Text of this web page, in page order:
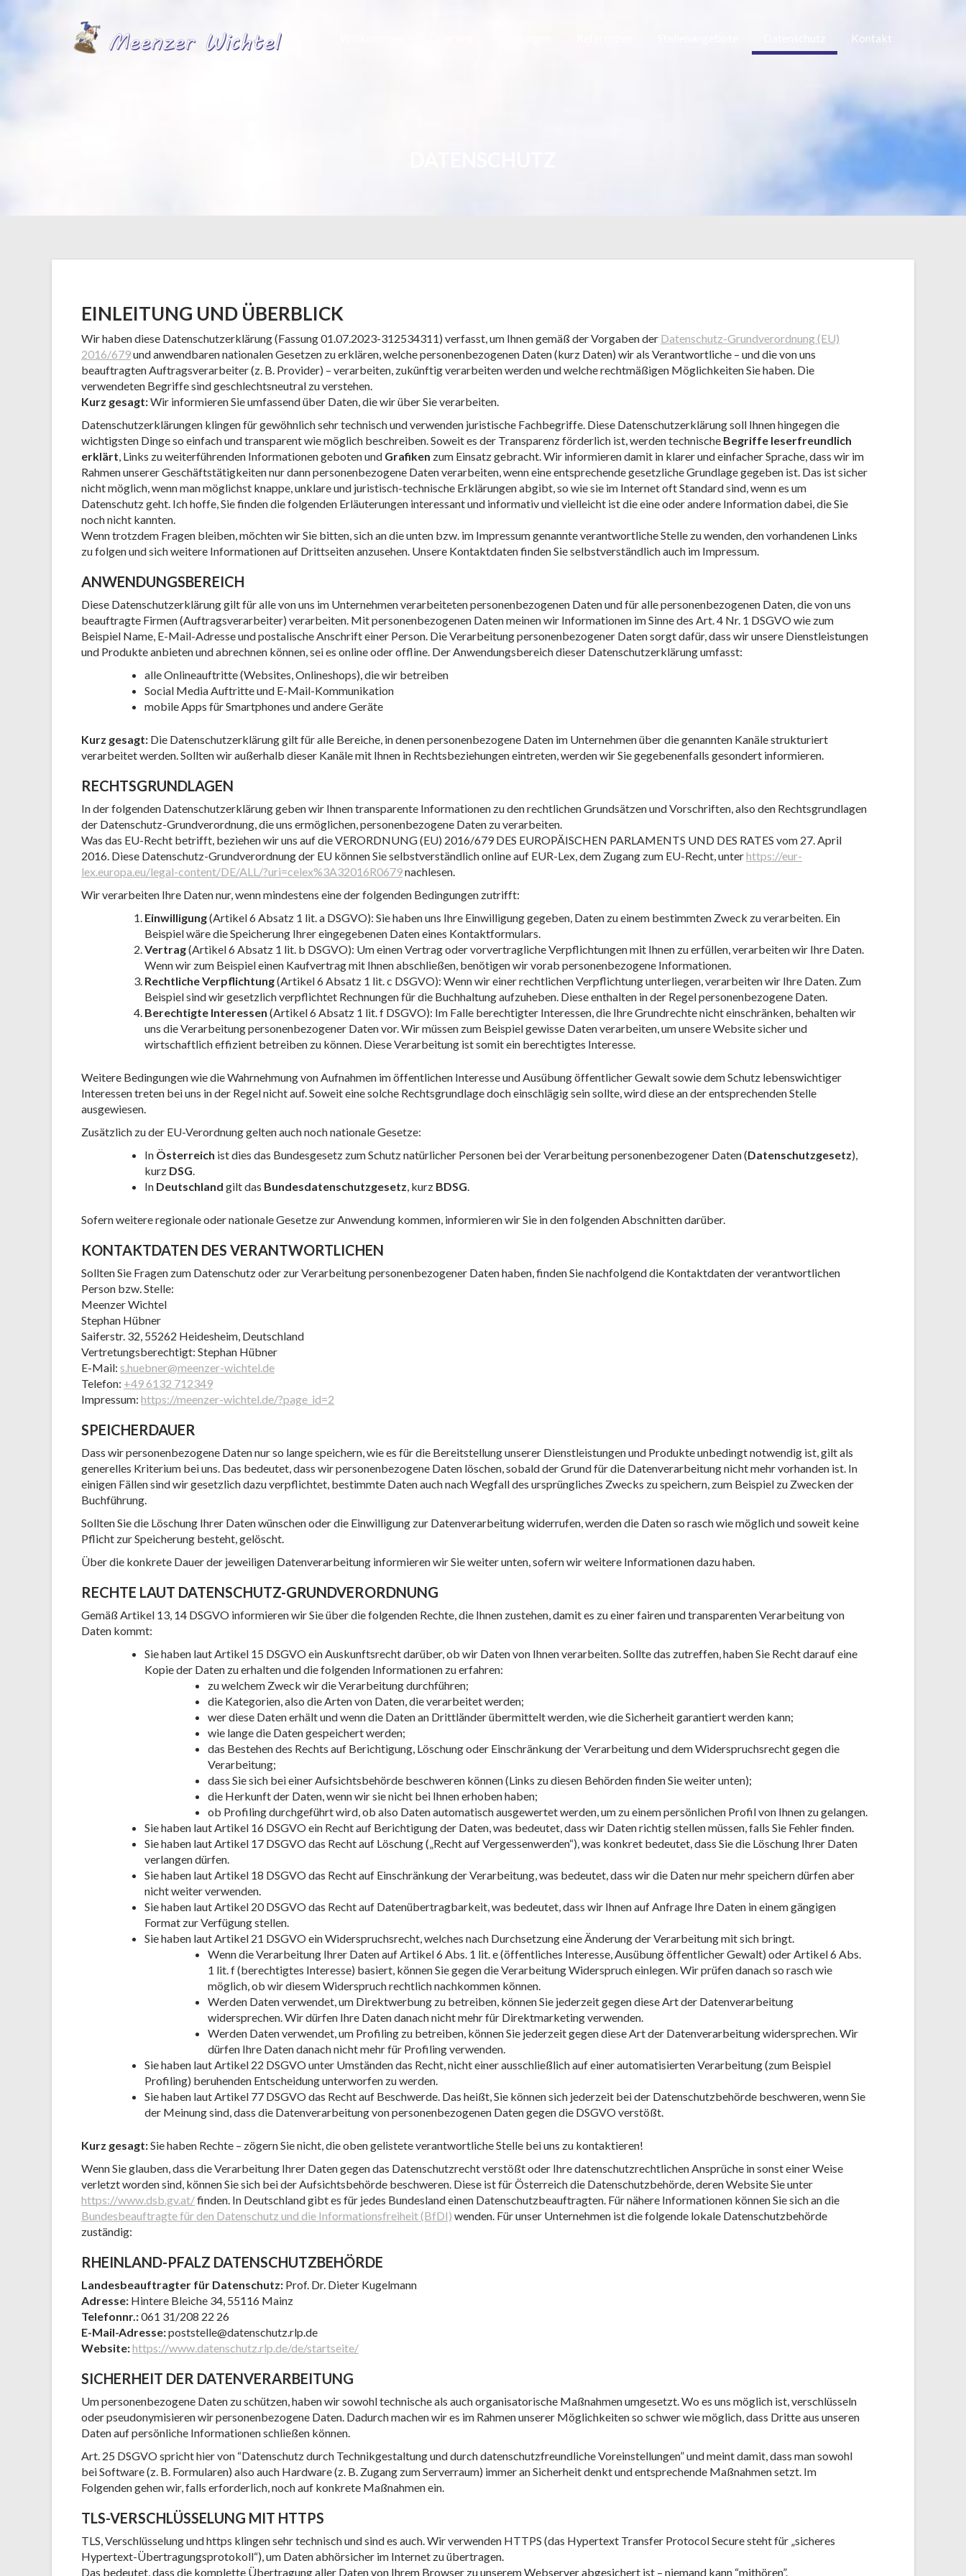
Kontakt
EINLEITUNG UND ÜBERBLICK
Wir haben diese Datenschutzerklärung (Fassung 01.07.2023-312534311) verfasst, um Ihnen gemäß der Vorgaben der Datenschutz-Grundverordnung (EU)
2016/679und anwendbaren nationalen Gesetzen zu erklären, welche personenbezogenen Daten (kurz Daten) wir als Verantwortliche – und die von uns
beauftragten Auftragsverarbeiter (z. B. Provider) – verarbeiten, zukünftig verarbeiten werden und welche rechtmäßigen Möglichkeiten Sie haben. Die
verwendeten Begriffe sind geschlechtsneutral zu verstehen.
Kurz gesagt:Wir informieren Sie umfassend über Daten, die wir über Sie verarbeiten.
Datenschutzerklärungen klingen für gewöhnlich sehr technisch und verwenden juristische Fachbegriffe. Diese Datenschutzerklärung soll Ihnen hingegen die
wichtigsten Dinge so einfach und transparent wie möglich beschreiben. Soweit es der Transparenz förderlich ist, werden technische Begriffe leserfreundlich
erklärt, Links zu weiterführenden Informationen geboten und Grafiken zum Einsatz gebracht. Wir informieren damit in klarer und einfacher Sprache, dass wir im
Rahmen unserer Geschäftstätigkeiten nur dann personenbezogene Daten verarbeiten, wenn eine entsprechende gesetzliche Grundlage gegeben ist. Das ist sicher
nicht möglich, wenn man möglichst knappe, unklare und juristisch-technische Erklärungen abgibt, so wie sie im Internet oft Standard sind, wenn es um
Datenschutz geht. Ich hoffe, Sie finden die folgenden Erläuterungen interessant und informativ und vielleicht ist die eine oder andere Information dabei, die Sie
noch nicht kannten.
Wenn trotzdem Fragen bleiben, möchten wir Sie bitten, sich an die unten bzw. im Impressum genannte verantwortliche Stelle zu wenden, den vorhandenen Links
zu folgen und sich weitere Informationen auf Drittseiten anzusehen. Unsere Kontaktdaten finden Sie selbstverständlich auch im Impressum.
ANWENDUNGSBEREICH
Diese Datenschutzerklärung gilt für alle von uns im Unternehmen verarbeiteten personenbezogenen Daten und für alle personenbezogenen Daten, die von uns
beauftragte Firmen (Auftragsverarbeiter) verarbeiten. Mit personenbezogenen Daten meinen wir Informationen im Sinne des Art. 4 Nr. 1 DSGVO wie zum
Beispiel Name, E-Mail-Adresse und postalische Anschrift einer Person. Die Verarbeitung personenbezogener Daten sorgt dafür, dass wir unsere Dienstleistungen
und Produkte anbieten und abrechnen können, sei es online oder offline. Der Anwendungsbereich dieser Datenschutzerklärung umfasst:
alle Onlineauftritte (Websites, Onlineshops), die wir betreiben
Social Media Auftritte und E-Mail-Kommunikation
mobile Apps für Smartphones und andere Geräte
Kurz gesagt: Die Datenschutzerklärung gilt für alle Bereiche, in denen personenbezogene Daten im Unternehmen über die genannten Kanäle strukturiert
verarbeitet werden. Sollten wir außerhalb dieser Kanäle mit Ihnen in Rechtsbeziehungen eintreten, werden wir Sie gegebenenfalls gesondert informieren.
RECHTSGRUNDLAGEN
In der folgenden Datenschutzerklärung geben wir Ihnen transparente Informationen zu den rechtlichen Grundsätzen und Vorschriften, also den Rechtsgrundlagen
der Datenschutz-Grundverordnung, die uns ermöglichen, personenbezogene Daten zu verarbeiten.
Was das EU-Recht betrifft, beziehen wir uns auf die VERORDNUNG (EU) 2016/679 DES EUROPÄISCHEN PARLAMENTS UND DES RATES vom 27. April
2016. Diese Datenschutz-Grundverordnung der EU können Sie selbstverständlich online auf EUR-Lex, dem Zugang zum EU-Recht, unterhttps://eur-
lex.europa.eu/legal-content/DE/ALL/?uri=celex%3A32016R0679nachlesen.
Wir verarbeiten Ihre Daten nur, wenn mindestens eine der folgenden Bedingungen zutrifft:
Einwilligung(Artikel 6 Absatz 1 lit. a DSGVO): Sie haben uns Ihre Einwilligung gegeben, Daten zu einem bestimmten Zweck zu verarbeiten. Ein
Beispiel wäre die Speicherung Ihrer eingegebenen Daten eines Kontaktformulars.
Vertrag(Artikel 6 Absatz 1 lit. b DSGVO): Um einen Vertrag oder vorvertragliche Verpflichtungen mit Ihnen zu erfüllen, verarbeiten wir Ihre Daten.
Wenn wir zum Beispiel einen Kaufvertrag mit Ihnen abschließen, benötigen wir vorab personenbezogene Informationen.
Rechtliche Verpflichtung(Artikel 6 Absatz 1 lit. c DSGVO): Wenn wir einer rechtlichen Verpflichtung unterliegen, verarbeiten wir Ihre Daten. Zum
Beispiel sind wir gesetzlich verpflichtet Rechnungen für die Buchhaltung aufzuheben. Diese enthalten in der Regel personenbezogene Daten.
Berechtigte Interessen (Artikel 6 Absatz 1 lit. f DSGVO): Im Falle berechtigter Interessen, die Ihre Grundrechte nicht einschränken, behalten wir
uns die Verarbeitung personenbezogener Daten vor. Wir müssen zum Beispiel gewisse Daten verarbeiten, um unsere Website sicher und
wirtschaftlich effizient betreiben zu können. Diese Verarbeitung ist somit ein berechtigtes Interesse.
Weitere Bedingungen wie die Wahrnehmung von Aufnahmen im öffentlichen Interesse und Ausübung öffentlicher Gewalt sowie dem Schutz lebenswichtiger
Interessen treten bei uns in der Regel nicht auf. Soweit eine solche Rechtsgrundlage doch einschlägig sein sollte, wird diese an der entsprechenden Stelle
ausgewiesen.
Zusätzlich zu der EU-Verordnung gelten auch noch nationale Gesetze:
In Österreich ist dies das Bundesgesetz zum Schutz natürlicher Personen bei der Verarbeitung personenbezogener Daten (Datenschutzgesetz),
kurz DSG.
In Deutschland gilt das Bundesdatenschutzgesetz, kurz BDSG.
Sofern weitere regionale oder nationale Gesetze zur Anwendung kommen, informieren wir Sie in den folgenden Abschnitten darüber.
KONTAKTDATEN DES VERANTWORTLICHEN
Sollten Sie Fragen zum Datenschutz oder zur Verarbeitung personenbezogener Daten haben, finden Sie nachfolgend die Kontaktdaten der verantwortlichen
Person bzw. Stelle:
Meenzer Wichtel
Stephan Hübner
Saiferstr. 32, 55262 Heidesheim, Deutschland
Vertretungsberechtigt: Stephan Hübner
E-Mail: s.huebner@meenzer-wichtel.de
Telefon: +49 6132 712349
Impressum: https://meenzer-wichtel.de/?page_id=2
SPEICHERDAUER
Dass wir personenbezogene Daten nur so lange speichern, wie es für die Bereitstellung unserer Dienstleistungen und Produkte unbedingt notwendig ist, gilt als
generelles Kriterium bei uns. Das bedeutet, dass wir personenbezogene Daten löschen, sobald der Grund für die Datenverarbeitung nicht mehr vorhanden ist. In
einigen Fällen sind wir gesetzlich dazu verpflichtet, bestimmte Daten auch nach Wegfall des ursprüngliches Zwecks zu speichern, zum Beispiel zu Zwecken der
Buchführung.
Sollten Sie die Löschung Ihrer Daten wünschen oder die Einwilligung zur Datenverarbeitung widerrufen, werden die Daten so rasch wie möglich und soweit keine
Pflicht zur Speicherung besteht, gelöscht.
Über die konkrete Dauer der jeweiligen Datenverarbeitung informieren wir Sie weiter unten, sofern wir weitere Informationen dazu haben.
RECHTE LAUT DATENSCHUTZ-GRUNDVERORDNUNG
Gemäß Artikel 13, 14 DSGVO informieren wir Sie über die folgenden Rechte, die Ihnen zustehen, damit es zu einer fairen und transparenten Verarbeitung von
Daten kommt:
Sie haben laut Artikel 15 DSGVO ein Auskunftsrecht darüber, ob wir Daten von Ihnen verarbeiten. Sollte das zutreffen, haben Sie Recht darauf eine
Kopie der Daten zu erhalten und die folgenden Informationen zu erfahren:
zu welchem Zweck wir die Verarbeitung durchführen;
die Kategorien, also die Arten von Daten, die verarbeitet werden;
wer diese Daten erhält und wenn die Daten an Drittländer übermittelt werden, wie die Sicherheit garantiert werden kann;
wie lange die Daten gespeichert werden;
das Bestehen des Rechts auf Berichtigung, Löschung oder Einschränkung der Verarbeitung und dem Widerspruchsrecht gegen die
Verarbeitung;
dass Sie sich bei einer Aufsichtsbehörde beschweren können (Links zu diesen Behörden finden Sie weiter unten);
die Herkunft der Daten, wenn wir sie nicht bei Ihnen erhoben haben;
ob Profiling durchgeführt wird, ob also Daten automatisch ausgewertet werden, um zu einem persönlichen Profil von Ihnen zu gelangen.
Sie haben laut Artikel 16 DSGVO ein Recht auf Berichtigung der Daten, was bedeutet, dass wir Daten richtig stellen müssen, falls Sie Fehler finden.
Sie haben laut Artikel 17 DSGVO das Recht auf Löschung („Recht auf Vergessenwerden“), was konkret bedeutet, dass Sie die Löschung Ihrer Daten
verlangen dürfen.
Sie haben laut Artikel 18 DSGVO das Recht auf Einschränkung der Verarbeitung, was bedeutet, dass wir die Daten nur mehr speichern dürfen aber
nicht weiter verwenden.
Sie haben laut Artikel 20 DSGVO das Recht auf Datenübertragbarkeit, was bedeutet, dass wir Ihnen auf Anfrage Ihre Daten in einem gängigen
Format zur Verfügung stellen.
Sie haben laut Artikel 21 DSGVO ein Widerspruchsrecht, welches nach Durchsetzung eine Änderung der Verarbeitung mit sich bringt.
Wenn die Verarbeitung Ihrer Daten auf Artikel 6 Abs. 1 lit. e (öffentliches Interesse, Ausübung öffentlicher Gewalt) oder Artikel 6 Abs.
1 lit. f (berechtigtes Interesse) basiert, können Sie gegen die Verarbeitung Widerspruch einlegen. Wir prüfen danach so rasch wie
möglich, ob wir diesem Widerspruch rechtlich nachkommen können.
Werden Daten verwendet, um Direktwerbung zu betreiben, können Sie jederzeit gegen diese Art der Datenverarbeitung
widersprechen. Wir dürfen Ihre Daten danach nicht mehr für Direktmarketing verwenden.
Werden Daten verwendet, um Profiling zu betreiben, können Sie jederzeit gegen diese Art der Datenverarbeitung widersprechen. Wir
dürfen Ihre Daten danach nicht mehr für Profiling verwenden.
Sie haben laut Artikel 22 DSGVO unter Umständen das Recht, nicht einer ausschließlich auf einer automatisierten Verarbeitung (zum Beispiel
Profiling) beruhenden Entscheidung unterworfen zu werden.
Sie haben laut Artikel 77 DSGVO das Recht auf Beschwerde. Das heißt, Sie können sich jederzeit bei der Datenschutzbehörde beschweren, wenn Sie
der Meinung sind, dass die Datenverarbeitung von personenbezogenen Daten gegen die DSGVO verstößt.
Kurz gesagt:Sie haben Rechte – zögern Sie nicht, die oben gelistete verantwortliche Stelle bei uns zu kontaktieren!
Wenn Sie glauben, dass die Verarbeitung Ihrer Daten gegen das Datenschutzrecht verstößt oder Ihre datenschutzrechtlichen Ansprüche in sonst einer Weise
verletzt worden sind, können Sie sich bei der Aufsichtsbehörde beschweren. Diese ist für Österreich die Datenschutzbehörde, deren Website Sie unter
https://www.dsb.gv.at/finden. In Deutschland gibt es für jedes Bundesland einen Datenschutzbeauftragten. Für nähere Informationen können Sie sich an die
Bundesbeauftragte für den Datenschutz und die Informationsfreiheit (BfDI) wenden. Für unser Unternehmen ist die folgende lokale Datenschutzbehörde
zuständig:
RHEINLAND-PFALZ DATENSCHUTZBEHÖRDE
Landesbeauftragter für Datenschutz: Prof. Dr. Dieter Kugelmann
Adresse: Hintere Bleiche 34, 55116 Mainz
Telefonnr.:061 31/208 22 26
E-Mail-Adresse:poststelle@datenschutz.rlp.de
Website:https://www.datenschutz.rlp.de/de/startseite/
SICHERHEIT DER DATENVERARBEITUNG
Um personenbezogene Daten zu schützen, haben wir sowohl technische als auch organisatorische Maßnahmen umgesetzt. Wo es uns möglich ist, verschlüsseln
oder pseudonymisieren wir personenbezogene Daten. Dadurch machen wir es im Rahmen unserer Möglichkeiten so schwer wie möglich, dass Dritte aus unseren
Daten auf persönliche Informationen schließen können.
Art. 25 DSGVO spricht hier von “Datenschutz durch Technikgestaltung und durch datenschutzfreundliche Voreinstellungen” und meint damit, dass man sowohl
bei Software (z. B. Formularen) also auch Hardware (z. B. Zugang zum Serverraum) immer an Sicherheit denkt und entsprechende Maßnahmen setzt. Im
Folgenden gehen wir, falls erforderlich, noch auf konkrete Maßnahmen ein.
TLS-VERSCHLÜSSELUNG MIT HTTPS
TLS, Verschlüsselung und https klingen sehr technisch und sind es auch. Wir verwenden HTTPS (das Hypertext Transfer Protocol Secure steht für „sicheres
Hypertext-Übertragungsprotokoll“), um Daten abhörsicher im Internet zu übertragen.
Das bedeutet, dass die komplette Übertragung aller Daten von Ihrem Browser zu unserem Webserver abgesichert ist – niemand kann “mithören”.